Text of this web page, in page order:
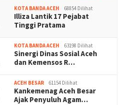
KOTA BANDA ACEH 68854 Dilihat
Illiza Lantik 17 Pejabat
Tinggi Pratama
KOTA BANDA ACEH 63198 Dilihat
Sinergi Dinas Sosial Aceh
dan Kemensos R…
ACEH BESAR 61154 Dilihat
Kankemenag Aceh Besar
Ajak Penyuluh Agam…